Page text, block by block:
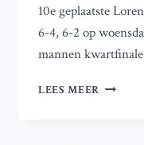
10e geplaatste
6-4, 6-2 op
mannen
LEES MEER US